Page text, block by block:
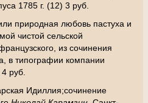
1785 г. (12) 3 руб.
природная любовь пастуха и
чистой сельской
из сочинения
в типографии компании
руб.
Идиллия;сочинение